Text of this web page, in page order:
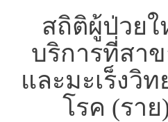
สถิติผู้ป่วย
บริการที่สา
และมะเร็งวิ
โรค (ราย